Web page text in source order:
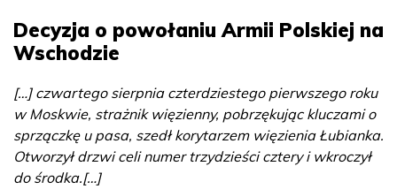
Decyzja o powołaniu Armii Polskiej na
Wschodzie
[…] czwartego sierpnia czterdziestego pierwszego roku
w Moskwie, strażnik więzienny, pobrzękując kluczami o
sprzączkę u pasa, szedł korytarzem więzienia Łubianka.
Otworzył drzwi celi numer trzydzieści cztery i wkroczył
do środka.[…]